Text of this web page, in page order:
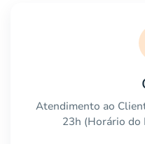
Atendimento ao
23h (Horário do